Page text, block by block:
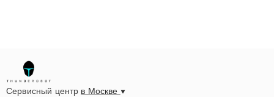
Сервисный центр в Москве